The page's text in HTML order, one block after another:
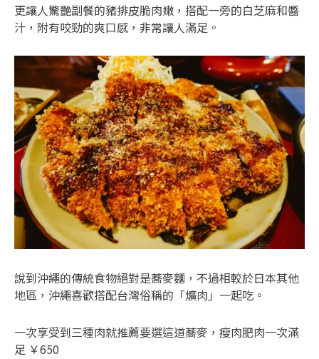
更讓人驚艷副餐的豬排皮脆肉嫩，搭配一旁的白芝麻和醬
汁，附有咬勁的爽口感，非常讓人滿足。
說到沖繩的傳統食物絕對是蕎麥麵，不過相較於日本其他
地區，沖繩喜歡搭配台灣俗稱的「爌肉」一起吃。
一次享受到三種肉就推薦要選這道蕎麥，瘦肉肥肉一次滿
足 ￥650